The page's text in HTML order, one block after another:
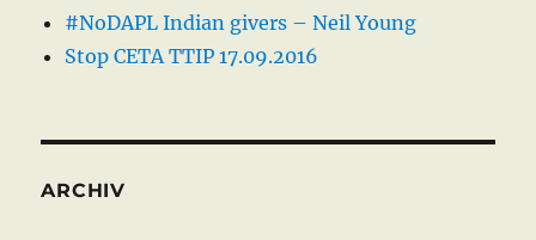
#NoDAPL Indian givers – Neil Young
Stop CETA TTIP 17.09.2016
ARCHIV